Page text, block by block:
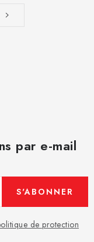
par e-mail
de protection
S'ABONNER